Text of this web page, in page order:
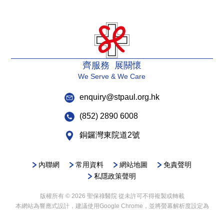
齊服務 展關懷
We Serve & We Care
enquiry@stpaul.org.hk
(852) 2890 6008
銅鑼灣東院道2號
內聯網 常用資料 網站地圖
免責聲明
私隱政策聲明
版權所有 © 2026 聖保祿醫院 從未許可不得複製或轉載
本網站為響應式設計，建議使用Google Chrome，並將螢幕解析度設定為